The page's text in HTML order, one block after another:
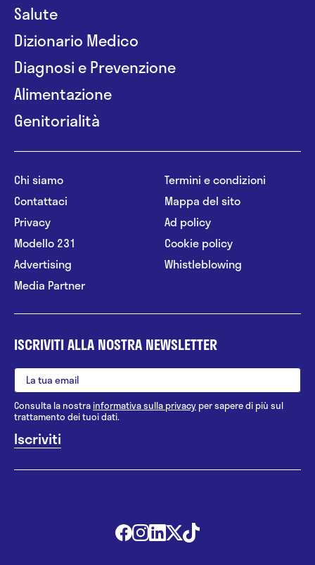
Salute
Dizionario Medico
Diagnosi e Prevenzione
Alimentazione
Genitorialità
Chi siamo
Contattaci
Privacy
Modello 231
Advertising
Media Partner
Termini e condizioni
Mappa del sito
Ad policy
Cookie policy
Whistleblowing
ISCRIVITI ALLA NOSTRA NEWSLETTER
Consulta la nostrainformativa sulla privacy per sapere di più sul
trattamento dei tuoi dati.